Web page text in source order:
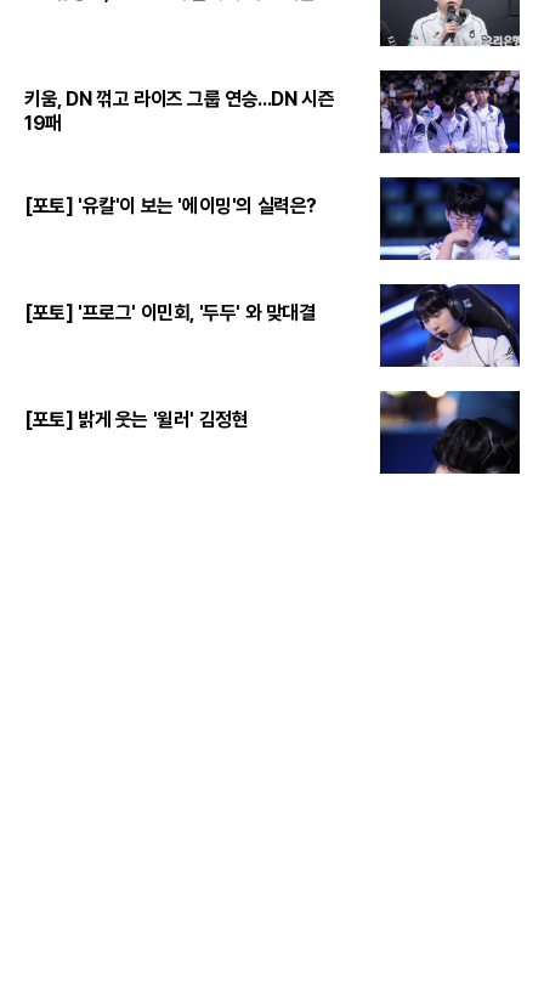
키움, DN 꺾고 라이즈 그룹 연승...DN 시즌
19패
[포토] '유칼'이 보는 '에이밍'의 실력은?
[포토] '프로그' 이민회, '두두' 와 맞대결
[포토] 밝게 웃는 '윌러' 김정현